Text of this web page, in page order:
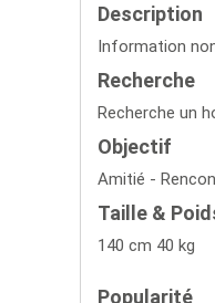
Description
Information
Recherche
Recherche un
Objectif
Amitié -
Taille &
140 cm 40 kg
Popularité